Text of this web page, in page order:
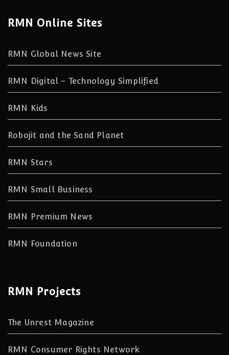
RMN Online Sites
RMN Global News Site
RMN Digital – Technology Simplified
RMN Kids
Robojit and the Sand Planet
RMN Stars
RMN Small Business
RMN Premium News
RMN Foundation
RMN Projects
The Unrest Magazine
RMN Consumer Rights Network